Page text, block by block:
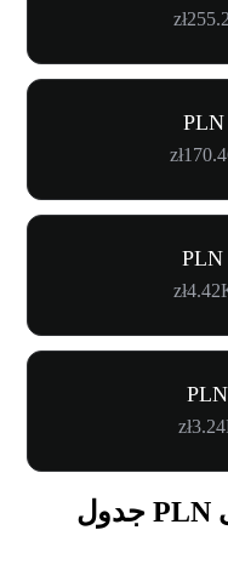
تحويل من CRCLON إلى PLN جدول